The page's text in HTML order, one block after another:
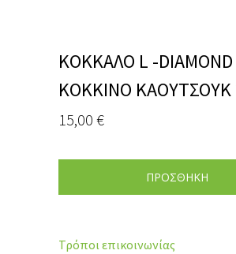
ΚΟΚΚΑΛΟ L -DIAMOND
ΚΟΚΚΙΝΟ ΚΑΟΥΤΣΟΥΚ
15,00 €
ΠΡΟΣΘΗΚΗ
Τρόποι επικοινωνίας